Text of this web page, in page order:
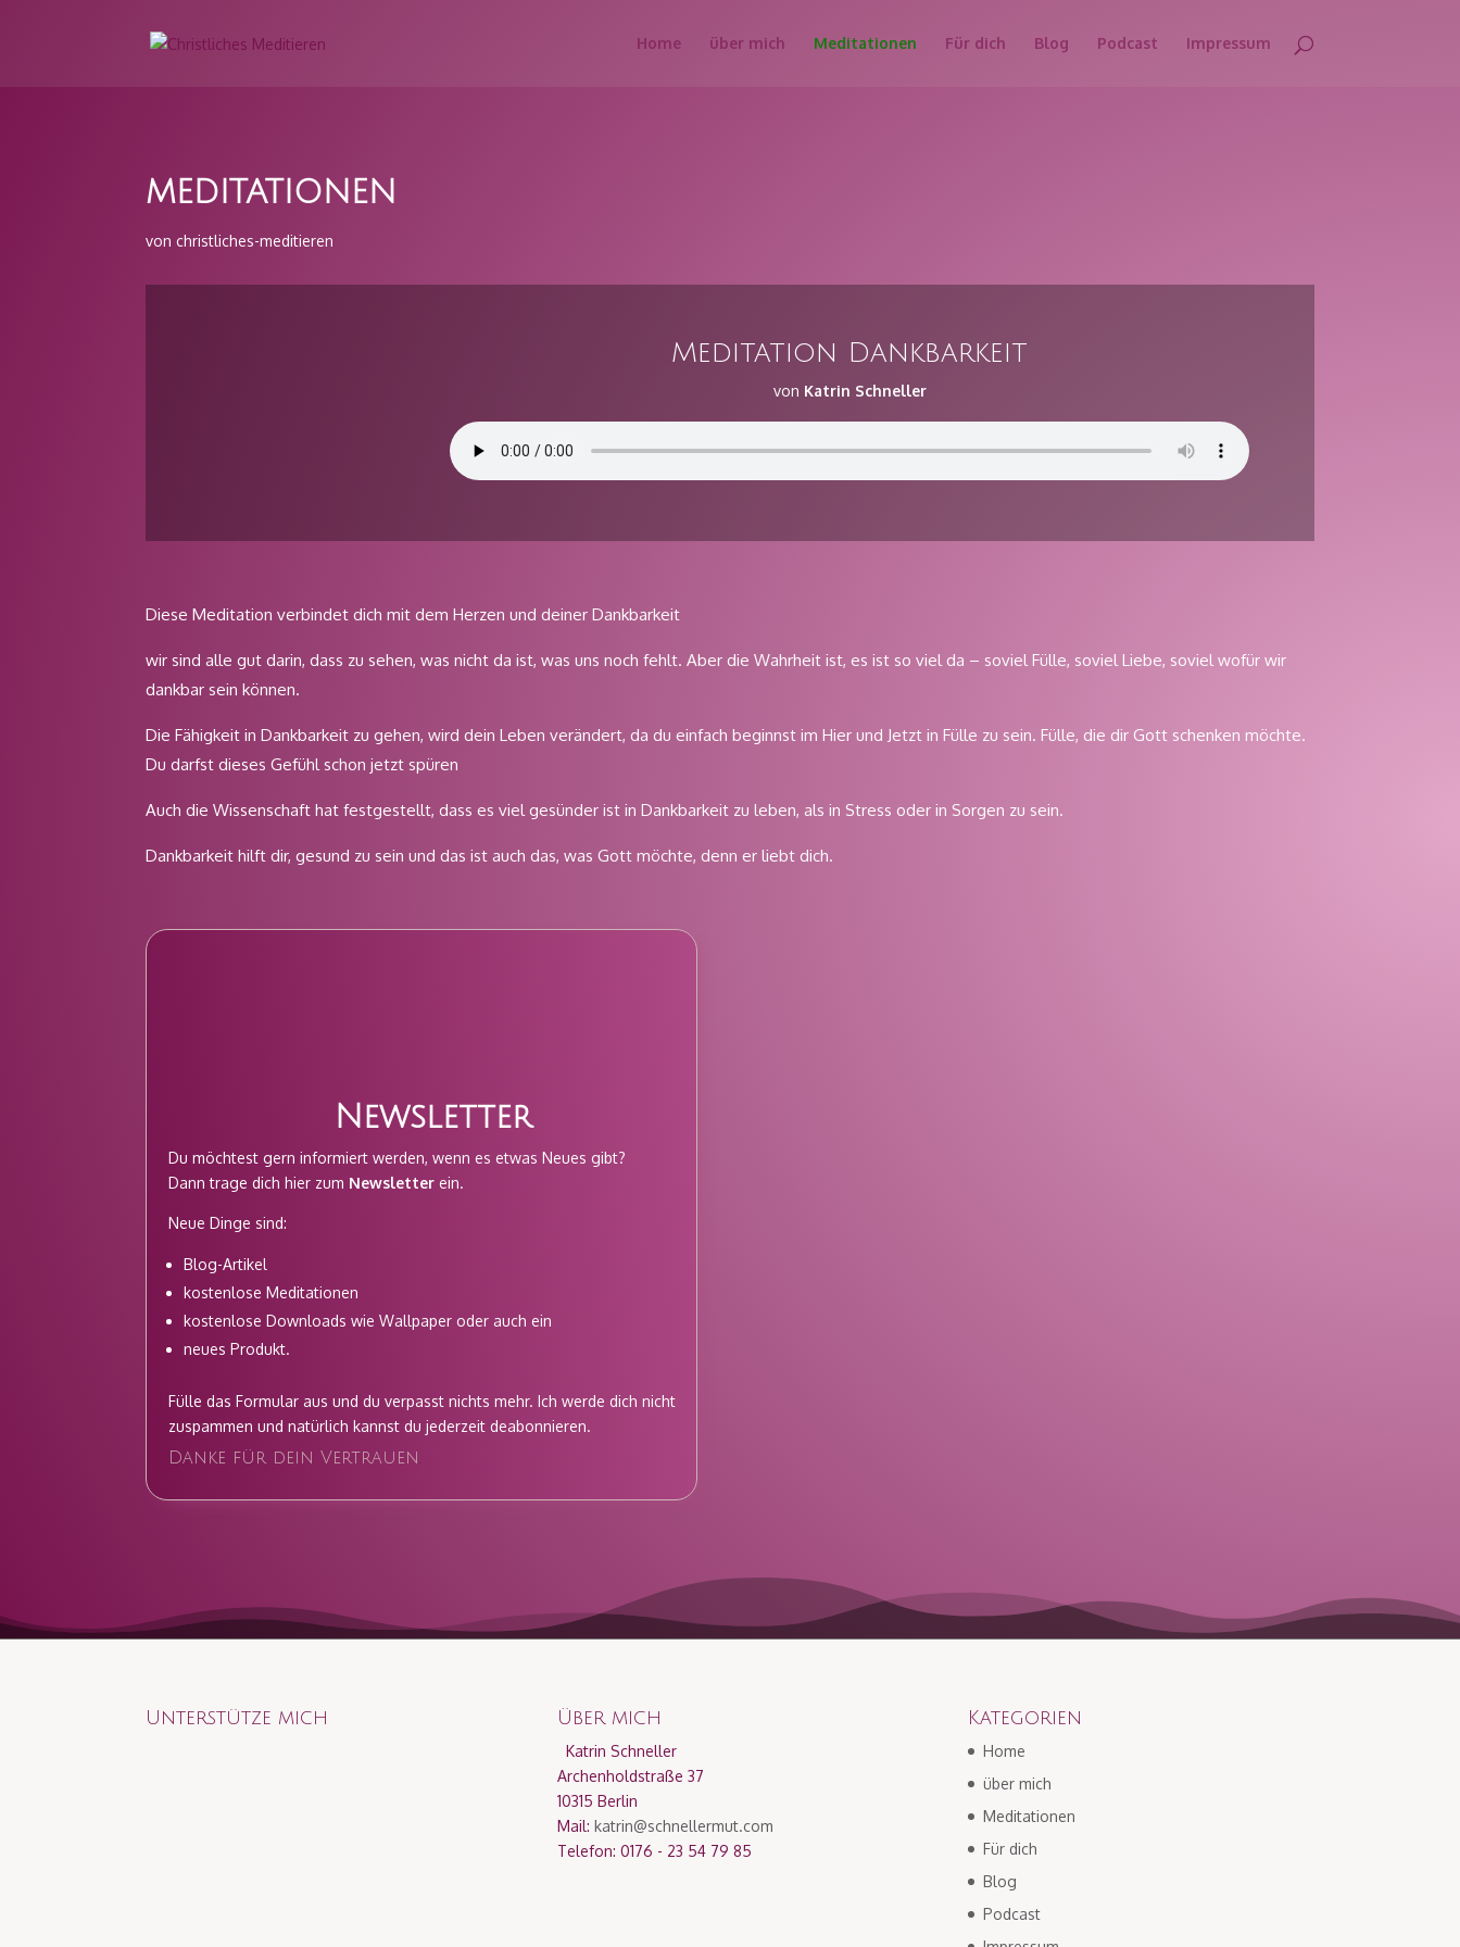
Home über mich Meditationen Für dich Blog Podcast Impressum
MEDITATIONEN
vonchristliches-meditieren
Meditation Dankbarkeit
von Katrin Schneller
Diese Meditation verbindet dich mit dem Herzen und deiner Dankbarkeit
wir sind alle gut darin, dass zu sehen, was nicht da ist, was uns noch fehlt. Aber die Wahrheit ist, es ist so viel da – soviel Fülle, soviel Liebe, soviel wofür wir
dankbar sein können.
Die Fähigkeit in Dankbarkeit zu gehen, wird dein Leben verändert, da du einfach beginnst im Hier und Jetzt in Fülle zu sein. Fülle, die dir Gott schenken möchte.
Du darfst dieses Gefühl schon jetzt spüren
Auch die Wissenschaft hat festgestellt, dass es viel gesünder ist in Dankbarkeit zu leben, als in Stress oder in Sorgen zu sein.
Dankbarkeit hilft dir, gesund zu sein und das ist auch das, was Gott möchte, denn er liebt dich.
Newsletter
Du möchtest gern informiert werden, wenn es etwas Neues gibt?
Dann trage dich hier zum Newsletter ein.
Neue Dinge sind:
Blog-Artikel
kostenlose Meditationen
kostenlose Downloads wie Wallpaper oder auch ein
neues Produkt.
Fülle das Formular aus und du verpasst nichts mehr. Ich werde dich nicht
zuspammen und natürlich kannst du jederzeit deabonnieren.
Danke für dein Vertrauen.
Unterstütze mich Über mich
Katrin Schneller
Archenholdstraße 37
10315 Berlin
Mail: katrin@schnellermut.com
Telefon: 0176 - 23 54 79 85
Kategorien
Home
über mich
Meditationen
Für dich
Blog
Podcast